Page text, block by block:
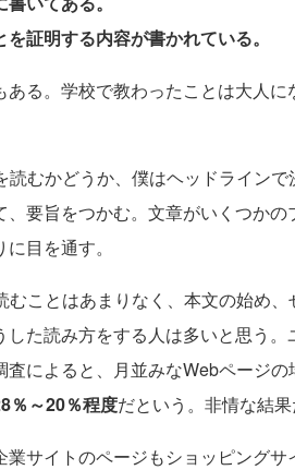
証明する内容が書かれている。
る。学校で教わったことは大人に
むかどうか、僕はヘッドラインで
要旨をつかむ。文章がいくつかの
目を通す。
ことはあまりなく、本文の始め、
た読み方をする人は多いと思う。
によると、月並みなWebページの
％～20％程度だという。非情な結果
サイトのページもショッピングサ